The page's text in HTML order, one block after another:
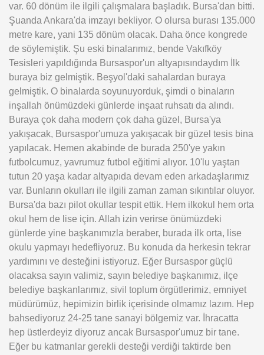
var. 60 dönüm ile ilgili çalışmalara başladık. Bursa'dan bitti.
Şuanda Ankara'da imzayı bekliyor. O olursa burası 135.000
metre kare, yani 135 dönüm olacak. Daha önce kongrede
de söylemiştik. Şu eski binalarımız, bende Vakıfköy
Tesisleri yapıldığında Bursaspor'un altyapısındaydım İlk
buraya biz gelmiştik. Beşyol'daki sahalardan buraya
gelmiştik. O binalarda soyunuyorduk, şimdi o binaların
inşallah önümüzdeki günlerde inşaat ruhsatı da alındı.
Buraya çok daha modern çok daha güzel, Bursa'ya
yakışacak, Bursaspor'umuza yakışacak bir güzel tesis bina
yapılacak. Hemen akabinde de burada 250'ye yakın
futbolcumuz, yavrumuz futbol eğitimi alıyor. 10'lu yaştan
tutun 20 yaşa kadar altyapıda devam eden arkadaşlarımız
var. Bunların okulları ile ilgili zaman zaman sıkıntılar oluyor.
Bursa'da bazı pilot okullar tespit ettik. Hem ilkokul hem orta
okul hem de lise için. Allah izin verirse önümüzdeki
günlerde yine başkanımızla beraber, burada ilk orta, lise
okulu yapmayı hedefliyoruz. Bu konuda da herkesin tekrar
yardımını ve desteğini istiyoruz. Eğer Bursaspor güçlü
olacaksa sayın valimiz, sayın belediye başkanımız, ilçe
belediye başkanlarımız, sivil toplum örgütlerimiz, emniyet
müdürümüz, hepimizin birlik içerisinde olmamız lazım. Hep
bahsediyoruz 24-25 tane sanayi bölgemiz var. İhracatta
hep üstlerdeyiz diyoruz ancak Bursaspor'umuz bir tane.
Eğer bu katmanlar gerekli desteği verdiği taktirde ben